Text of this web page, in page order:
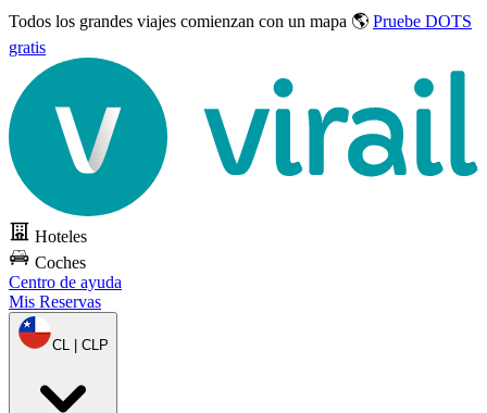
Todos los grandes viajes comienzan con un mapa 🌎 Pruebe DOTS
gratis
Hoteles
Coches
Centro de ayuda
Mis Reservas
CL | CLP